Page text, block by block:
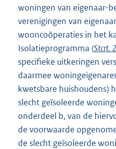
woningen van eigenaar-
verenigingen van
wooncoöperaties in het
Isolatieprogramma (Stcrt.
specifieke uitkeringen
daarmee
kwetsbare huishoudens)
slecht geïsoleerde
onderdeel b, van de
de voorwaarde
de slecht geïsoleerde